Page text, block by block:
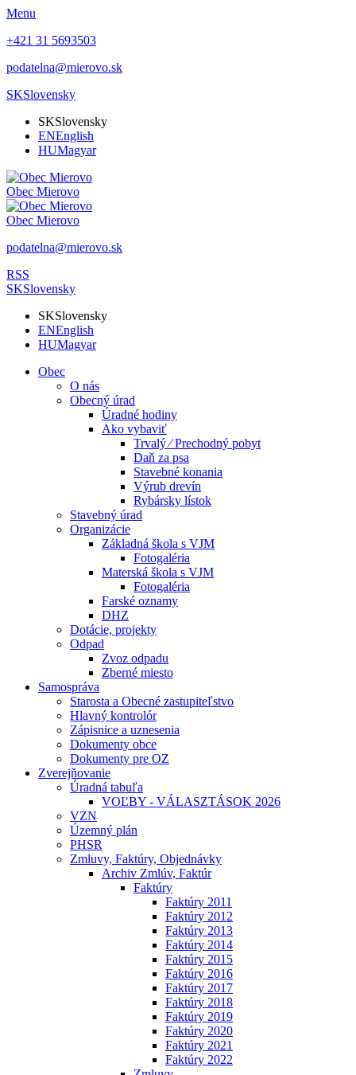
Menu
+421 31 5693503
podatelna@mierovo.sk
SKSlovensky
SKSlovensky
ENEnglish
HUMagyar
Obec Mierovo
Obec Mierovo
podatelna@mierovo.sk
RSS
SKSlovensky
SKSlovensky
ENEnglish
HUMagyar
Obec
O nás
Obecný úrad
Úradné hodiny
Ako vybaviť
Trvalý ⁄ Prechodný pobyt
Daň za psa
Stavebné konania
Výrub drevín
Rybársky lístok
Stavebný úrad
Organizácie
Základná škola s VJM
Fotogaléria
Materská škola s VJM
Fotogaléria
Farské oznamy
DHZ
Dotácie, projekty
Odpad
Zvoz odpadu
Zberné miesto
Samospráva
Starosta a Obecné zastupiteľstvo
Hlavný kontrolór
Zápisnice a uznesenia
Dokumenty obce
Dokumenty pre OZ
Zverejňovanie
Úradná tabuľa
VOĽBY - VÁLASZTÁSOK 2026
VZN
Územný plán
PHSR
Zmluvy, Faktúry, Objednávky
Archiv Zmlúv, Faktúr
Faktúry
Faktúry 2011
Faktúry 2012
Faktúry 2013
Faktúry 2014
Faktúry 2015
Faktúry 2016
Faktúry 2017
Faktúry 2018
Faktúry 2019
Faktúry 2020
Faktúry 2021
Faktúry 2022